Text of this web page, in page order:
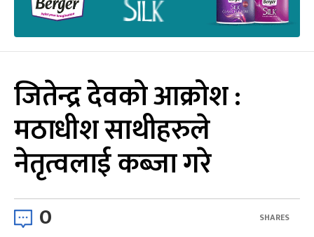
जितेन्द्र देवको आक्रोश :
मठाधीश साथीहरुले
नेतृत्वलाई कब्जा गरे
0 SHARES